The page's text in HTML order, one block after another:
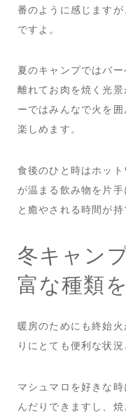
番のように感じます
ですよ。
夏のキャンプではバ
離れてお肉を焼く光
ーではみんなで火を
楽しめます。
食後のひと時はホッ
が温まる飲み物を片
と癒やされる時間が持
冬キャン
富な種類
暖房のためにも終始
りにとても便利な状況
マシュマロを好きな
んだりできますし、